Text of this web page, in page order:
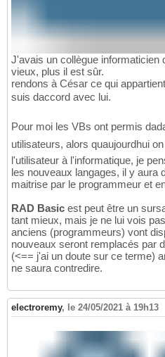
J'avais un collègue informaticien
vieux, plus il est sûr.
rendons à César ce qui
suis daccord avec lui.
Pour moi les VBs ont permis
utilisateurs, alors quaujourdhui
l'utilisateur à l'informatique, je
les nouveaux langages, il y aura
maitrise par le programmeur et
RAD Basic est peut être un
tant mieux, mais je ne lui vois
anciens (programmeurs) vont
nouveaux seront remplacés par
(<== j'ai un doute sur ce terme)
ne saura contredire.
electroremy, le 24/05/2021 à 19h13